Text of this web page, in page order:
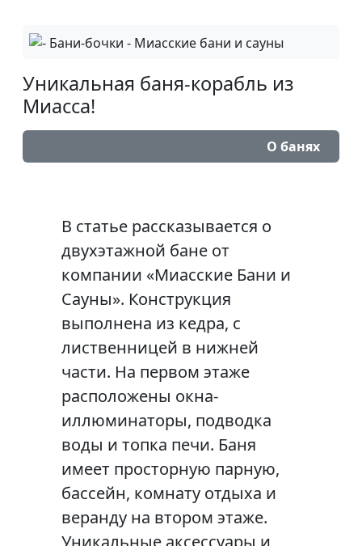
Уникальная баня-корабль из
Миасса!
О банях
В статье рассказывается о
двухэтажной бане от
компании «Миасские Бани и
Сауны». Конструкция
выполнена из кедра, с
лиственницей в нижней
части. На первом этаже
расположены окна-
иллюминаторы, подводка
воды и топка печи. Баня
имеет просторную парную,
бассейн, комнату отдыха и
веранду на втором этаже.